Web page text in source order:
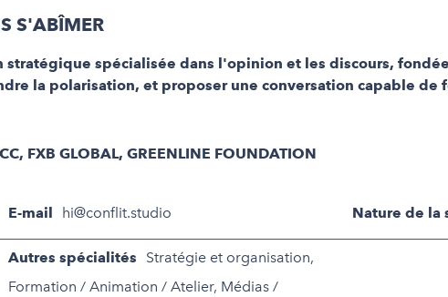
S'ABÎMER
spécialisée dans l'opinion et les discours,
la polarisation, et proposer une conversation capable de
FXB GLOBAL, GREENLINE FOUNDATION
E-mail hi@conflit.studio Nature de la
Autres spécialités
Stratégie et organisation,
Formation / Animation / Atelier, Médias /